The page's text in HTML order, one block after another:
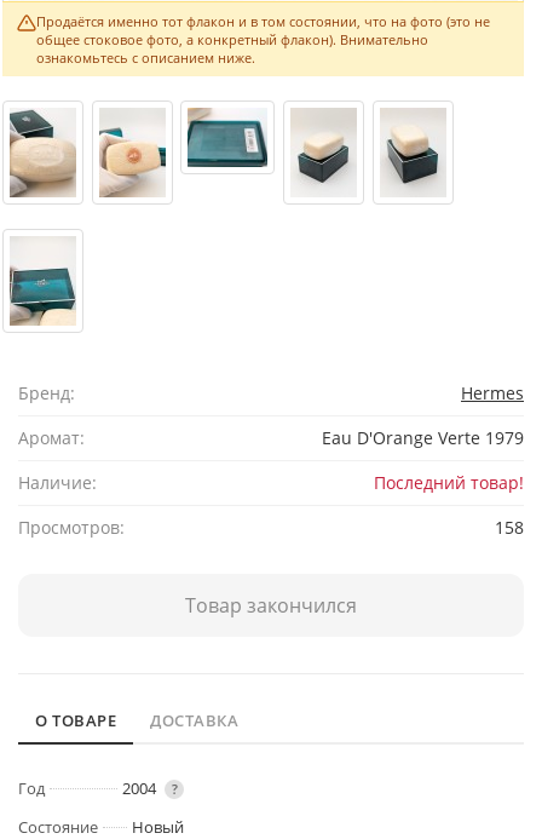
Продаётся именно тот флакон и в том состоянии, что на фото (это не
общее стоковое фото, а конкретный флакон). Внимательно
ознакомьтесь с описанием ниже.
Бренд:
Hermes
Аромат:
Eau D'Orange Verte 1979
Наличие:
Последний товар!
Просмотров:
158
Товар закончился
О ТОВАРЕ ДОСТАВКА
Год 2004 ?
Состояние Новый